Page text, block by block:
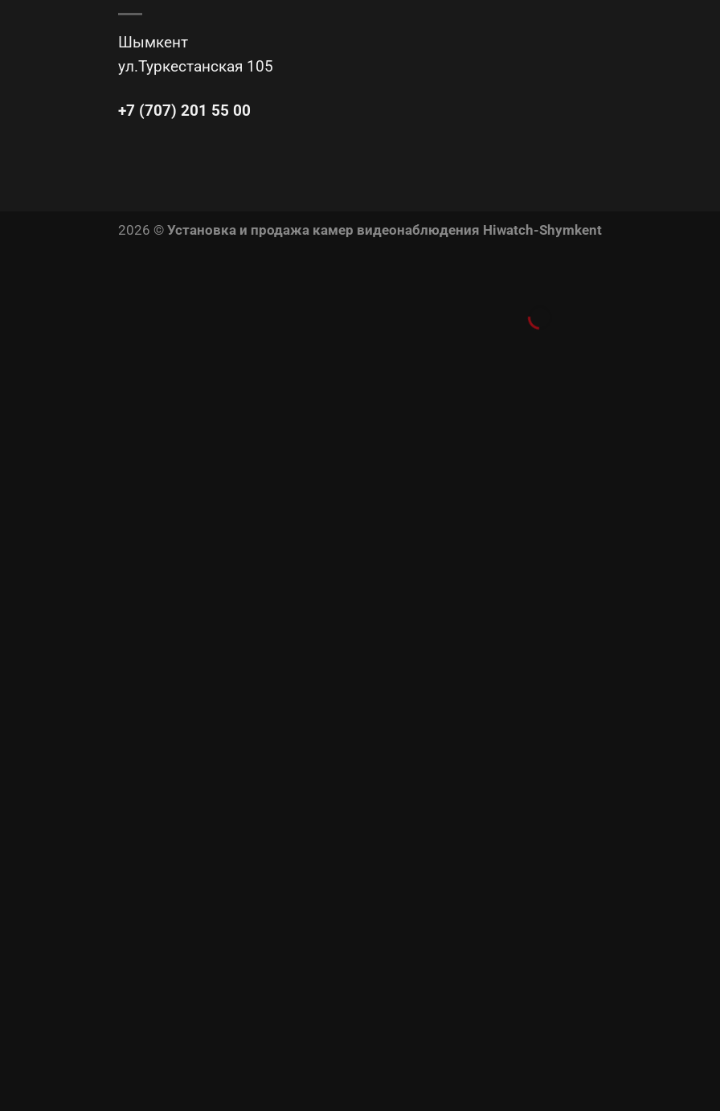
Шымкент
ул.Туркестанская 105
+7 (707) 201 55 00
2026 © Установка и продажа камер видеонаблюдения Hiwatch-Shymkent